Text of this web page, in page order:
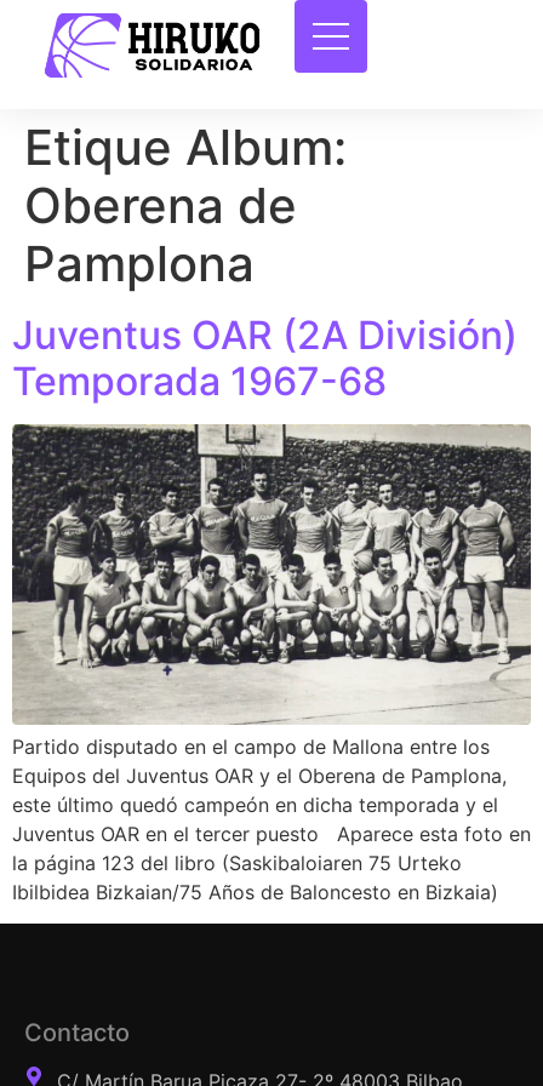
Etique Album:
Oberena de
Pamplona
Juventus OAR (2A División)
Temporada 1967-68
Partido disputado en el campo de Mallona entre los
Equipos del Juventus OAR y el Oberena de Pamplona,
este último quedó campeón en dicha temporada y el
Juventus OAR en el tercer puesto Aparece esta foto en
la página 123 del libro (Saskibaloiaren 75 Urteko
Ibilbidea Bizkaian/75 Años de Baloncesto en Bizkaia)
Contacto